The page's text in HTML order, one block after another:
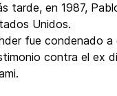
tarde, en 1987,
Unidos.
fue condenado a
contra el ex